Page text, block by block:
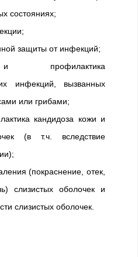
состояниях;
защиты от инфекций;
профилактика
инфекций, вызванных
или грибами;
кандидоза кожи и
(в т.ч. вследствие
(покраснение, отек,
слизистых оболочек и
слизистых оболочек.